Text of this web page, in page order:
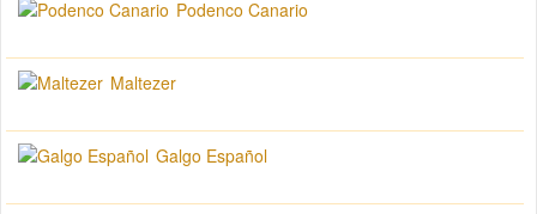
Podenco Canario
Maltezer
Galgo Español